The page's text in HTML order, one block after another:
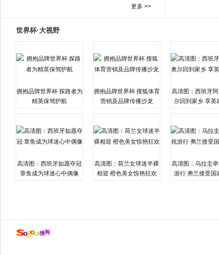
更多 >>
世界杯·大视野
拥抱品牌世界杯 探路者为
精英保驾护航
拥抱品牌世界杯 搜狐体育
营销及品牌传播沙龙
高清图：西班牙
尔回到家乡 享英
高清图：西班牙如愿夺冠
章鱼成为球迷心中偶像
高清图：荷兰女球迷半裸
相迎 橙色美女惊艳狂欢
高清图：乌拉圭
游行 弗兰接受国